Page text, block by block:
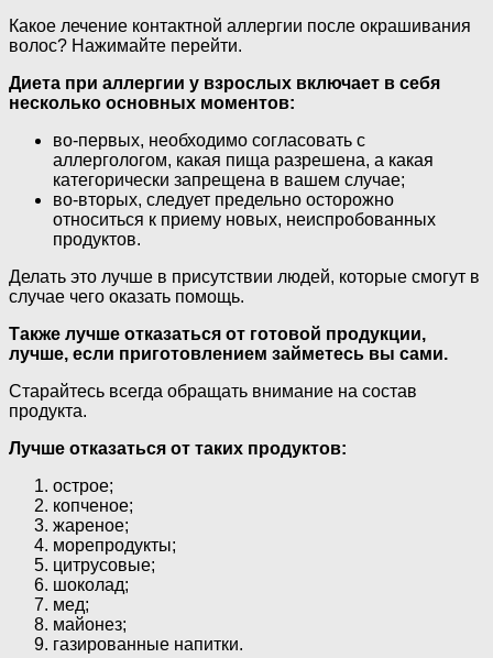
Какое лечение контактной аллергии после окрашивания
волос? Нажимайте перейти.
Диета при аллергии у взрослых включает в себя
несколько основных моментов:
во-первых, необходимо согласовать с
аллергологом, какая пища разрешена, а какая
категорически запрещена в вашем случае;
во-вторых, следует предельно осторожно
относиться к приему новых, неиспробованных
продуктов.
Делать это лучше в присутствии людей, которые смогут в
случае чего оказать помощь.
Также лучше отказаться от готовой продукции,
лучше, если приготовлением займетесь вы сами.
Старайтесь всегда обращать внимание на состав
продукта.
Лучше отказаться от таких продуктов:
острое;
копченое;
жареное;
морепродукты;
цитрусовые;
шоколад;
мед;
майонез;
газированные напитки.